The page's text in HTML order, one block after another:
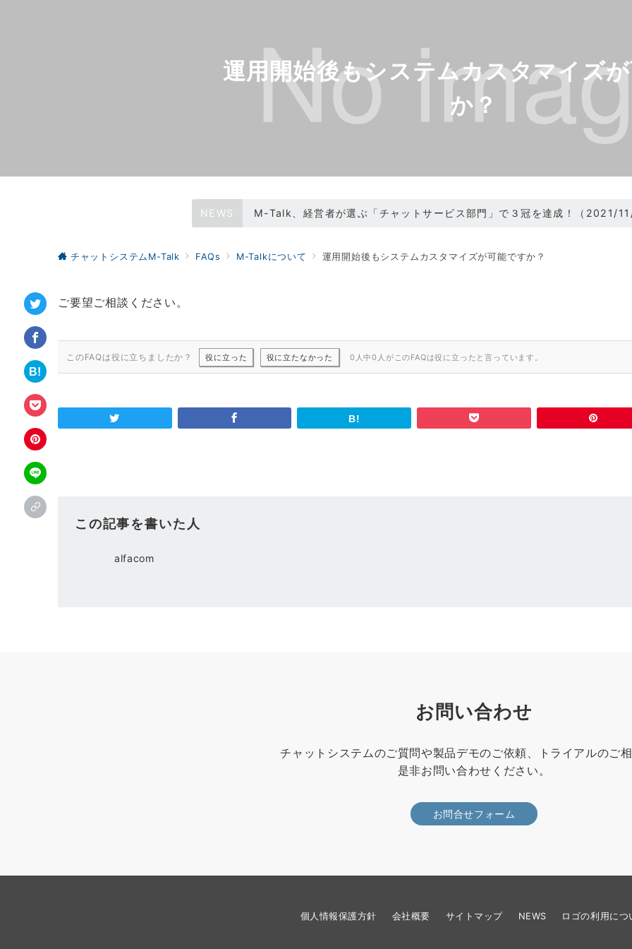
運用開始後もシステムカスタマイズ
か？
NEWS M-Talk、経営者が選ぶ「チャットサービス部門」で３冠を達成！（2021/
チャットシステムM-Talk FAQs M-Talkについて 運用開始後もシステムカスタマイズが可能ですか？
ご要望ご相談ください。
このFAQは役に立ちましたか？ 役に立った 役に立たなかった 0人中0人がこのFAQは役に立ったと言っています。
この記事を書いた人
alfacom
お問い合わせ
チャットシステムのご質問や製品デモのご依頼、トライアルのご
是非お問い合わせください。
お問合せフォーム
個人情報保護方針 会社概要 サイトマップ NEWS ロゴの利用につ